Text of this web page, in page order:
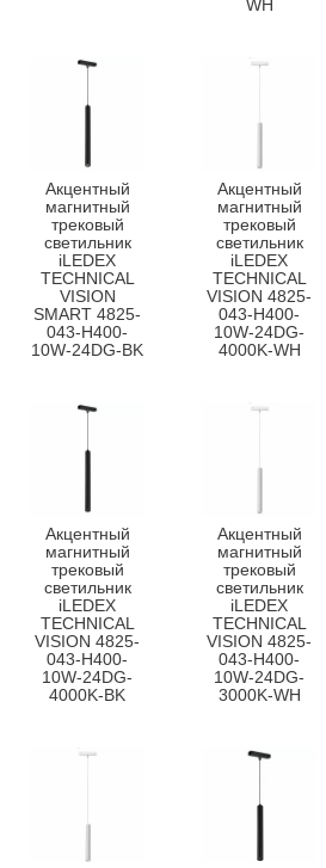
WH
Акцентный
магнитный
трековый
светильник
iLEDEX
TECHNICAL
VISION
SMART 4825-
043-H400-
10W-24DG-BK
Акцентный
магнитный
трековый
светильник
iLEDEX
TECHNICAL
VISION 4825-
043-H400-
10W-24DG-
4000K-WH
Акцентный
магнитный
трековый
светильник
iLEDEX
TECHNICAL
VISION 4825-
043-H400-
10W-24DG-
4000K-BK
Акцентный
магнитный
трековый
светильник
iLEDEX
TECHNICAL
VISION 4825-
043-H400-
10W-24DG-
3000K-WH